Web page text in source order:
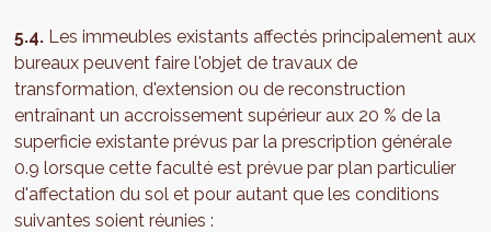
5.4. Les immeubles existants affectés principalement aux
bureaux peuvent faire l'objet de travaux de
transformation, d'extension ou de reconstruction
entraînant un accroissement supérieur aux 20 % de la
superficie existante prévus par la prescription générale
0.9 lorsque cette faculté est prévue par plan particulier
d'affectation du sol et pour autant que les conditions
suivantes soient réunies :